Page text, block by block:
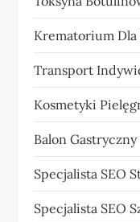
Krematorium
Transport
Kosmetyki
Balon Gastryczny
Specjalista SEO
Specjalista SEO